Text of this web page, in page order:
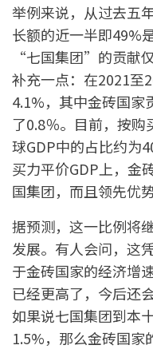
举例来说，从过去五
长额的近一半即49%
“七国集团”的贡献
补充一点：在2021至
4.1%，其中金砖国家
了0.8％。目前，按
球GDP中的占比约为
买力平价GDP上，金
国集团，而且领先优
据预测，这一比例将
发展。有人会问，这
于金砖国家的经济增
已经更高了，今后还
如果说七国集团到本
1.5%，那么金砖国家